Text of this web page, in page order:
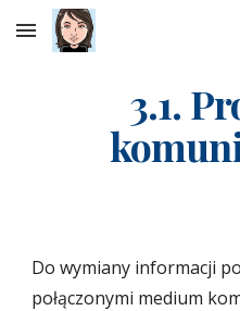
Skip to main content
3.1.
Do wymiany informacji
połączonymi medium